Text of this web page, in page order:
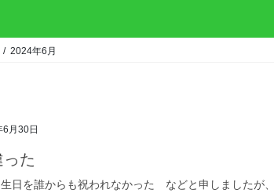
2024年6月
月30日
た
日を誰からも祝われなかった などと申しましたが